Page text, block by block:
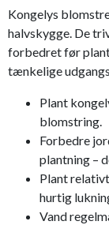
Kongelys
halvskygge. De
forbedret før
tænkelige
Plant
blomstring.
Forbedre
plantning –
Plant
hurtig
Vand